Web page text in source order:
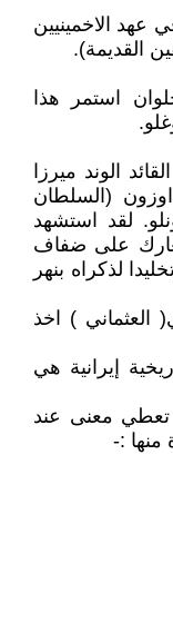
عهد الاخمينيين
القديمة).
استمر هذا
الوند ميرزا
(السلطان
لقد استشهد
على ضفاف
لذكراه بنهر
العثماني ) اخذ
إيرانية هي
تعطي معنى عند
منها :-